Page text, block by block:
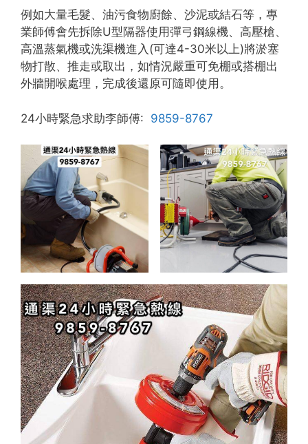
例如大量毛髮、油污食物廚餘、沙泥或結石等，專
業師傅會先拆除U型隔器使用彈弓鋼線機、高壓槍、
高溫蒸氣機或洗渠機進入(可達4-30米以上)將淤塞
物打散、推走或取出，如情況嚴重可免棚或搭棚出
外牆開喉處理，完成後還原可隨即使用。
24小時緊急求助李師傅: 9859-8767